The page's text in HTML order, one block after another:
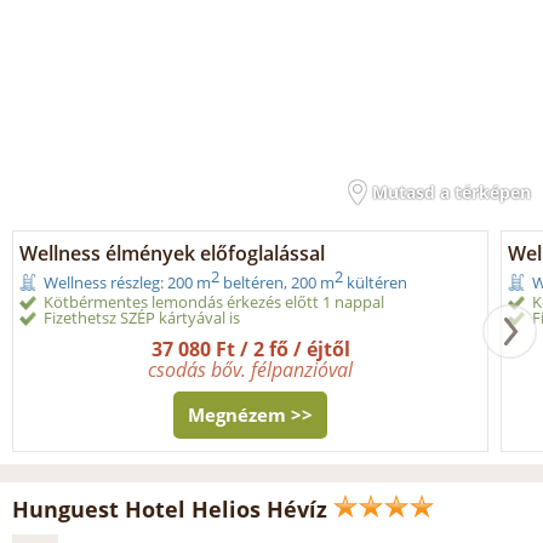
Mutasd a térképen
Wellness élmények előfoglalással
Wellness részleg: 200 m2 beltéren, 200 m2 kültéren
Kötbérmentes lemondás érkezés előtt 1 nappal
Fizethetsz SZÉP kártyával is
37 080 Ft / 2 fő / éjtől
csodás bőv. félpanzióval
Megnézem >>
Hunguest Hotel Helios Hévíz